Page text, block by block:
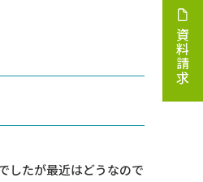
したが最近はどうなので
資料請求